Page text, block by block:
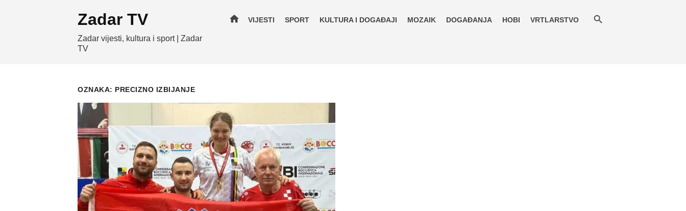
Zadar TV
Zadar vijesti, kultura i sport | Zadar
TV
home VIJESTI SPORT KULTURA I DOGAĐAJI MOZAIK DOGAĐANJA HOBI VRTLARSTVO
OZNAKA: PRECIZNO IZBIJANJE